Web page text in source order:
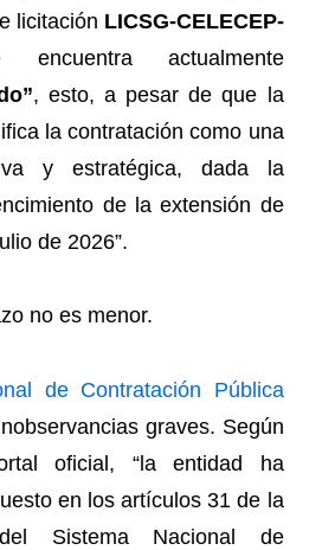
licitación LICSG-CELECEP-
actualmente
, esto, a pesar de que la
la contratación como una
y estratégica, dada la
de la extensión de
de 2026”.
no es menor.
de Contratación Pública
graves. Según
oficial, “la entidad ha
en los artículos 31 de la
Sistema Nacional de